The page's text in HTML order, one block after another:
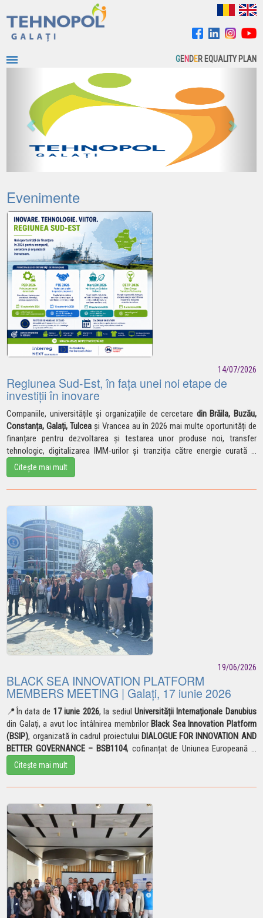
GEN DER EQUALITY PLAN
Evenimente
14/07/2026
Regiunea Sud-Est, în fața unei noi etape de
investiții în inovare
Companiile, universitățile și organizațiile de cercetare din Brăila, Buzău,
Constanța, Galați, Tulcea și Vrancea au în 2026 mai multe oportunități de
finanțare pentru dezvoltarea și testarea unor produse noi, transfer
tehnologic, digitalizarea IMM-urilor și tranziția către energie curată...
Citește mai mult
19/06/2026
BLACK SEA INNOVATION PLATFORM
MEMBERS MEETING | Galați, 17 iunie 2026
📍În data de 17 iunie 2026, la sediul Universității Internaționale Danubius
din Galați, a avut loc întâlnirea membrilor Black Sea Innovation Platform
(BSIP), organizată în cadrul proiectului DIALOGUE FOR INNOVATION AND
BETTER GOVERNANCE – BSB1104, cofinanțat de UniuneaEuropeană ...
Citește mai mult